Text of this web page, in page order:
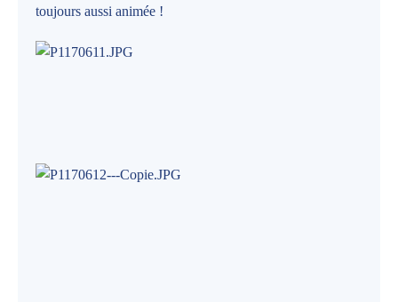
toujours aussi animée !